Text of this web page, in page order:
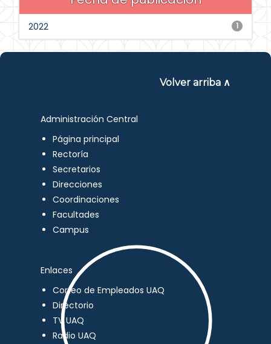
1
2022
Volver arriba ∧
Administración Central
Página principal
Rectoría
Secretarios
Direcciones
Coordinaciones
Facultades
Campus
Enlaces
Correo de Empleados UAQ
Directorio
TV UAQ
Radio UAQ